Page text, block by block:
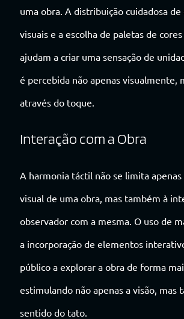
uma obra. A distribuição cuidadosa
visuais e a escolha de paletas de
ajudam a criar uma sensação de
é percebida não apenas visualmente,
através do toque.
Interação com a Obra
A harmonia táctil não se limita apenas
visual de uma obra, mas também à
observador com a mesma. O uso de
a incorporação de elementos
público a explorar a obra de forma
estimulando não apenas a visão, mas
sentido do tato.